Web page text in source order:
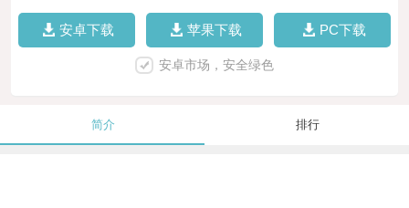
安卓下载 苹果下载 PC下载
安卓市场，安全绿色
简介 排行